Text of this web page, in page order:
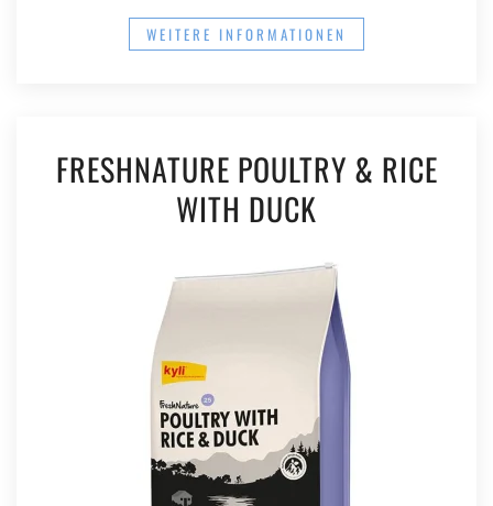
WEITERE INFORMATIONEN
FRESHNATURE POULTRY & RICE
WITH DUCK